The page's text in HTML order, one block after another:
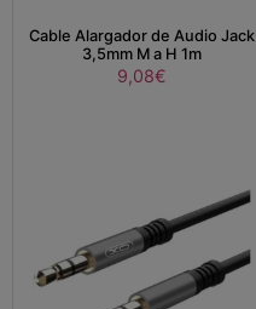
Cable Alargador de Audio Jack
3,5mm M a H 1m
9,08€